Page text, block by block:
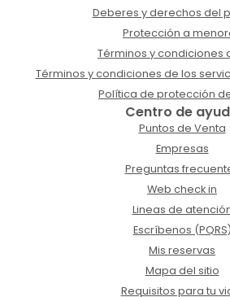
Deberes y derechos del
Protección a
Términos y condiciones
Términos y condiciones de los
Política de protección
Centro de
Puntos de Venta
Empresas
Preguntas
Web check in
Lineas de
Escríbenos (PQRS)
Mis reservas
Mapa del sitio
Requisitos para tu